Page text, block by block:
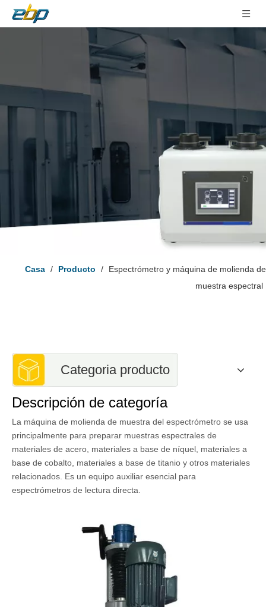
Casa / Producto /
Espectrómetro y máquina de molienda de
muestra espectral
Categoria producto
Descripción de categoría
La máquina de molienda de muestra del espectrómetro se usa
principalmente para preparar muestras espectrales de
materiales de acero, materiales a base de níquel, materiales a
base de cobalto, materiales a base de titanio y otros materiales
relacionados. Es un equipo auxiliar esencial para
espectrómetros de lectura directa.